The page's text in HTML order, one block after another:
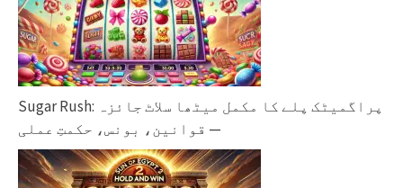
Sugar Rush: پراگمیٹک پلے کا مکمل میٹھا سلاٹ جائزہ
— قوانین، بونس، حکمتِ عملی